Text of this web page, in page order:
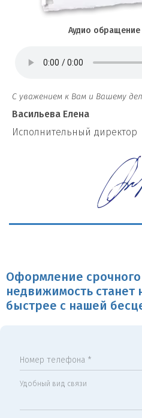
Аудио обращение
С уважением к Вам и Вашему
Васильева Елена
И сполнительный директор
Оформление
недвижимость станет
быстрее с нашей
Номер телефона *
Удобный вид связи